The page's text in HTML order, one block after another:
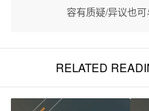
容有质疑/异议也可
RELATED